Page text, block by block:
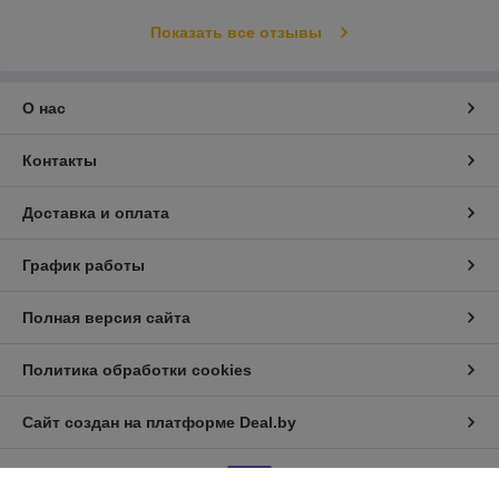
Показать все отзывы
О нас
Контакты
Доставка и оплата
График работы
Полная версия сайта
Политика обработки cookies
Сайт создан на платформе Deal.by